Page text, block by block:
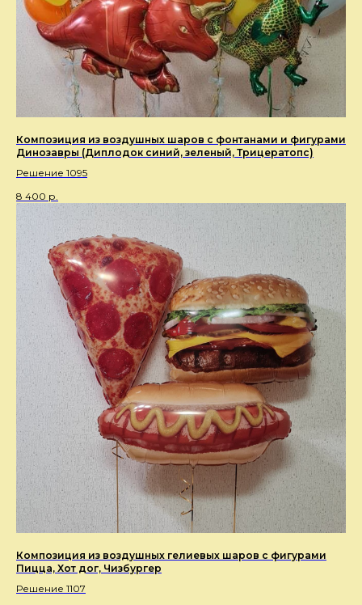
Композиция из воздушных шаров с фонтанами и фигурами
Динозавры (Диплодок синий, зеленый, Трицератопс)
Решение 1095
8 400 р.
Композиция из воздушных гелиевых шаров с фигурами
Пицца, Хот дог, Чизбургер
Решение 1107